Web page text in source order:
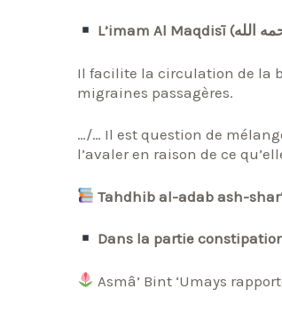
Il facilite la circulation de la
migraines passagères.
…/… Il est question de
l’avaler en raison de ce
Tahdhib al-adab ash-